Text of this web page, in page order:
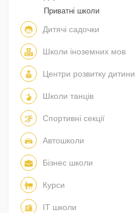
Приватні школи
Дитячі садочки
Школи іноземних мов
Центри розвитку дитини
Школи танців
Спортивні секції
Автошколи
Бізнес школи
Курси
IT школи